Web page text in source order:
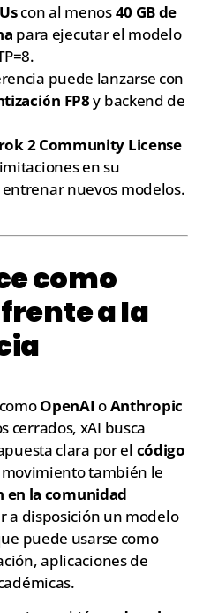
con al menos40 GB de
para ejecutar el modelo
puede lanzarse con
FP8y backend de
2 Community License
en su
nuevos modelos.
como
a la
OpenAI oAnthropic
cerrados, xAI busca
clara por el código
movimiento también le
en la comunidad
a disposición un modelo
puede usarse como
aplicaciones de